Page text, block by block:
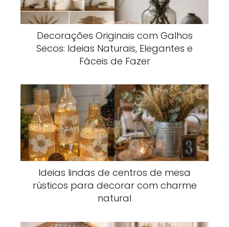
Decorações Originais com Galhos
Secos: Ideias Naturais, Elegantes e
Fáceis de Fazer
Ideias lindas de centros de mesa
rústicos para decorar com charme
natural